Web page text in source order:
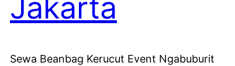
Jakarta
Sewa Beanbag Kerucut Event Ngabuburit